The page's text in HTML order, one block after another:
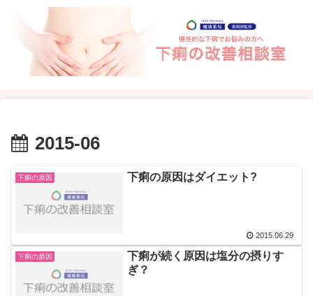
2015-06
下痢の原因 下痢の原因はダイエット?
2015.06.29
下痢の原因
下痢が続く原因は塩分の摂りす
ぎ？